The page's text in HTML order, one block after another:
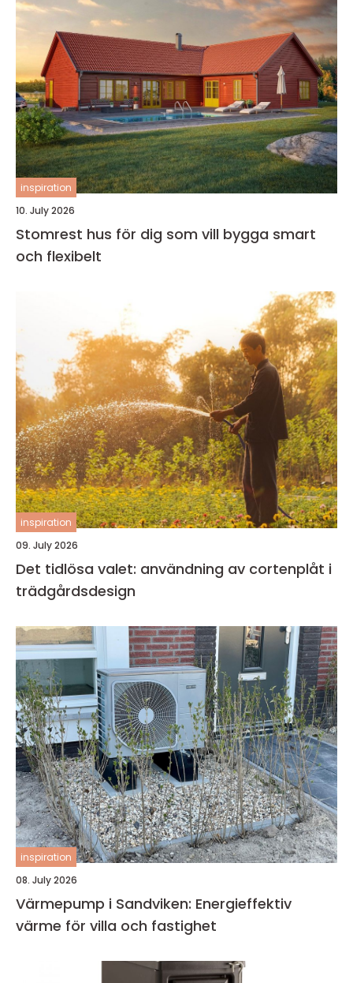
inspiration
10. July 2026
Stomrest hus för dig som vill bygga smart
och flexibelt
inspiration
09. July 2026
Det tidlösa valet: användning av cortenplåt i
trädgårdsdesign
inspiration
08. July 2026
Värmepump i Sandviken: Energieffektiv
värme för villa och fastighet